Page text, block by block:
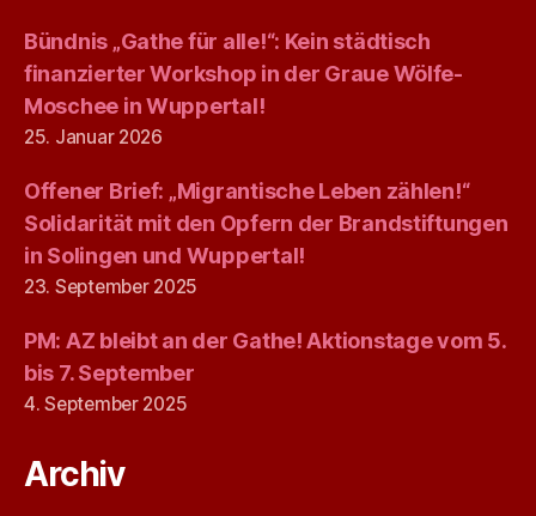
Bündnis „Gathe für alle!“: Kein städtisch
finanzierter Workshop in der Graue Wölfe-
Moschee in Wuppertal!
25. Januar 2026
Offener Brief: „Migrantische Leben zählen!“
Solidarität mit den Opfern der Brandstiftungen
in Solingen und Wuppertal!
23. September 2025
PM: AZ bleibt an der Gathe! Aktionstage vom 5.
bis 7. September
4. September 2025
Archiv